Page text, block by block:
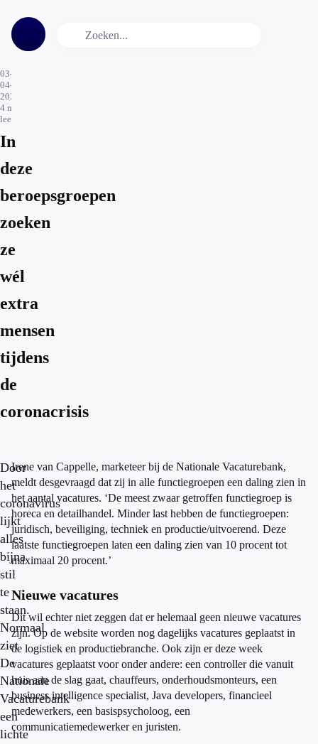
03-
04-
2020
4 min.
leestijd
In
deze
beroepsgroepen
zoeken
ze
wél
extra
mensen
tijdens
de
coronacrisis
Door
het
coronavirus
lijkt
alles
bijna
stil
te
staan.
Normaal
ziet
De
Nationale
Vacaturebank
een
lichte
Irene van Cappelle, marketeer bij de Nationale Vacaturebank,
meldt desgevraagd dat zij in alle functiegroepen een daling zien in
het aantal vacatures. ‘De meest zwaar getroffen functiegroep is
horeca en detailhandel. Minder last hebben de functiegroepen:
juridisch, beveiliging, techniek en productie/uitvoerend. Deze
laatste functiegroepen laten een daling zien van 10 procent tot
maximaal 20 procent.’
Nieuwe vacatures
Dit wil echter niet zeggen dat er helemaal geen nieuwe vacatures
zijn. Op de website worden nog dagelijks vacatures geplaatst in
de logistiek en productiebranche. Ook zijn er deze week
vacatures geplaatst voor onder andere: een controller die vanuit
huis aan de slag gaat, chauffeurs, onderhoudsmonteurs, een
business intelligence specialist, Java developers, financieel
medewerkers, een basispsycholoog, een
communicatiemedewerker en juristen.